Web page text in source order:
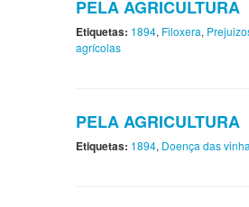
PELA AGRICULTURA
Etiquetas: 1894, Filoxera,
agrícolas
PELA AGRICULTURA
Etiquetas: 1894, Doença das